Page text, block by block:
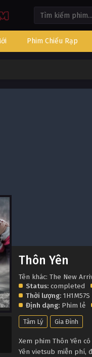
Phim Chiếu Rạp
Thôn Yên
Tên khác: The New
Status: completed
Thời lượng: 1H1M57S
Định dạng: Phim lẻ
Tâm Lý Gia Đình
Xem phim Thôn Yên
Yên vietsub miễn phí,